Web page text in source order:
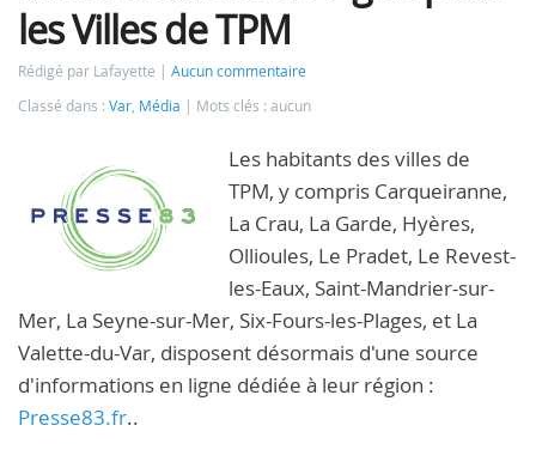
les Villes de TPM
Rédigé par Lafayette
Aucun commentaire
Classé dans : Var, Média Mots clés : aucun
Les habitants des villes de
TPM, y compris Carqueiranne,
La Crau, La Garde, Hyères,
Ollioules, Le Pradet, Le Revest-
les-Eaux, Saint-Mandrier-sur-
Mer, La Seyne-sur-Mer, Six-Fours-les-Plages, et La
Valette-du-Var, disposent désormais d'une source
d'informations en ligne dédiée à leur région :
Presse83.fr..